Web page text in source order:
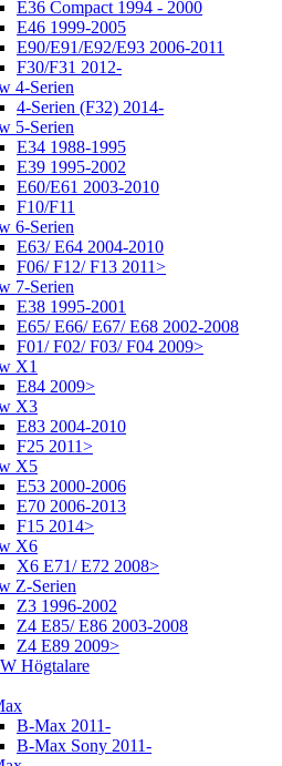
E36 Compact 1994 - 2000
E46 1999-2005
E90/E91/E92/E93 2006-2011
F30/F31 2012-
4-Serien
4-Serien (F32) 2014-
5-Serien
E34 1988-1995
E39 1995-2002
E60/E61 2003-2010
F10/F11
6-Serien
E63/ E64 2004-2010
F06/ F12/ F13 2011>
7-Serien
E38 1995-2001
E65/ E66/ E67/ E68 2002-2008
F01/ F02/ F03/ F04 2009>
X1
E84 2009>
X3
E83 2004-2010
F25 2011>
X5
E53 2000-2006
E70 2006-2013
F15 2014>
X6
X6 E71/ E72 2008>
Z-Serien
Z3 1996-2002
Z4 E85/ E86 2003-2008
Z4 E89 2009>
Högtalare
B-Max 2011-
B-Max Sony 2011-